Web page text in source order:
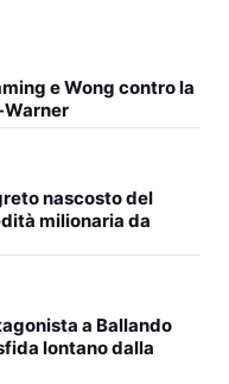
e Wong contro la
nascosto del
milionaria da
a Ballando
lontano dalla